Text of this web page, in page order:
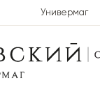
Универмаг